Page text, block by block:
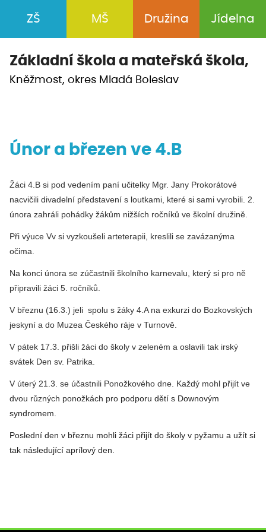
ZŠ MŠ Družina Jídelna
Základní škola a mateřská škola,
Kněžmost, okres Mladá Boleslav
Únor a březen ve 4.B
Žáci 4.B si pod vedením paní učitelky Mgr. Jany Prokorátové
nacvičili divadelní představení s loutkami, které si sami vyrobili. 2.
února zahráli pohádky žákům nižších ročníků ve školní družině.
Při výuce Vv si vyzkoušeli arteterapii, kreslili se zavázanýma
očima.
Na konci února se zúčastnili školního karnevalu, který si pro ně
připravili žáci 5. ročníků.
V březnu (16.3.) jeli spolu s žáky 4.A na exkurzi do Bozkovských
jeskyní a do Muzea Českého ráje v Turnově.
V pátek 17.3. přišli žáci do školy v zeleném a oslavili tak irský
svátek Den sv. Patrika.
V úterý 21.3. se účastnili Ponožkového dne. Každý mohl přijít ve
dvou různých ponožkách pro podporu dětí s Downovým
syndromem.
Poslední den v březnu mohli žáci přijít do školy v pyžamu a užít si
tak následující aprílový den.